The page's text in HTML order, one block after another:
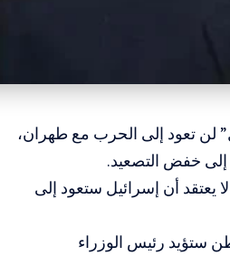
لن تعود إلى الحرب مع طهران،
إلى خفض التصعيد.
أن إسرائيل ستعود إلى
ستؤيد رئيس الوزراء